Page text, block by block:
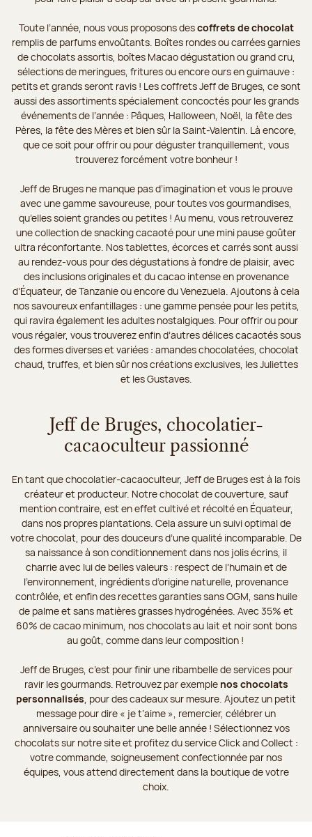
Toute l’année, nous vous proposons descoffrets de chocolat
remplis de parfums envoûtants. Boîtes rondes ou carrées garnies
de chocolats assortis, boîtes Macao dégustation ou grand cru,
sélections de meringues, fritures ou encore ours en guimauve :
petits et grands seront ravis ! Les coffrets Jeff de Bruges, ce sont
aussi des assortiments spécialement concoctés pour les grands
événements de l’année : Pâques, Halloween, Noël, la fête des
Pères, la fête des Mères et bien sûr la Saint-Valentin. Là encore,
que ce soit pour offrir ou pour déguster tranquillement, vous
trouverez forcément votre bonheur !
Jeff de Bruges ne manque pas d’imagination et vous le prouve
avec une gamme savoureuse, pour toutes vos gourmandises,
qu’elles soient grandes ou petites ! Au menu, vous retrouverez
une collection de snacking cacaoté pour une mini pause goûter
ultra réconfortante. Nos tablettes, écorces et carrés sont aussi
au rendez-vous pour des dégustations à fondre de plaisir, avec
des inclusions originales et du cacao intense en provenance
d’Équateur, de Tanzanie ou encore du Venezuela. Ajoutons à cela
nos savoureux enfantillages : une gamme pensée pour les petits,
qui ravira également les adultes nostalgiques. Pour offrir ou pour
vous régaler, vous trouverez enfin d’autres délices cacaotés sous
des formes diverses et variées : amandes chocolatées, chocolat
chaud, truffes, et bien sûr nos créations exclusives, les Juliettes
et les Gustaves.
Jeff de Bruges, chocolatier-
cacaoculteur passionné
En tant que chocolatier-cacaoculteur, Jeff de Bruges est à la fois
créateur et producteur. Notre chocolat de couverture, sauf
mention contraire, est en effet cultivé et récolté en Équateur,
dans nos propres plantations. Cela assure un suivi optimal de
votre chocolat, pour des douceurs d’une qualité incomparable. De
sa naissance à son conditionnement dans nos jolis écrins, il
charrie avec lui de belles valeurs : respect de l’humain et de
l’environnement, ingrédients d’origine naturelle, provenance
contrôlée, et enfin des recettes garanties sans OGM, sans huile
de palme et sans matières grasses hydrogénées. Avec 35% et
60% de cacao minimum, nos chocolats au lait et noir sont bons
au goût, comme dans leur composition !
Jeff de Bruges, c’est pour finir une ribambelle de services pour
ravir les gourmands. Retrouvez par exemple nos chocolats
personnalisés , pour des cadeaux sur mesure. Ajoutez un petit
message pour dire « je t’aime », remercier, célébrer un
anniversaire ou souhaiter une belle année ! Sélectionnez vos
chocolats sur notre site et profitez du service Click and Collect :
votre commande, soigneusement confectionnée par nos
équipes, vous attend directement dans la boutique de votre
choix.